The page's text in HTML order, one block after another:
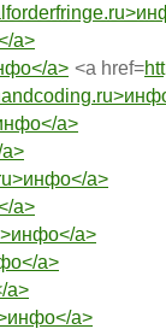
a>
a> <a href=
a>
a>
a>
a>
a>
a>
a>